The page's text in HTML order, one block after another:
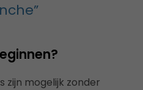
zijn mogelijk zonder